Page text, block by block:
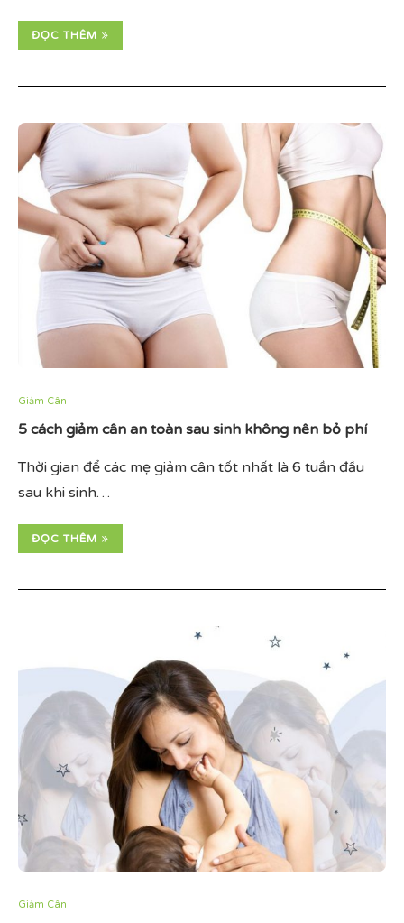
ĐỌC THÊM
Giảm Cân
5 cách giảm cân an toàn sau sinh không nên bỏ phí
Thời gian để các mẹ giảm cân tốt nhất là 6 tuần đầu
sau khi sinh…
ĐỌC THÊM
Giảm Cân